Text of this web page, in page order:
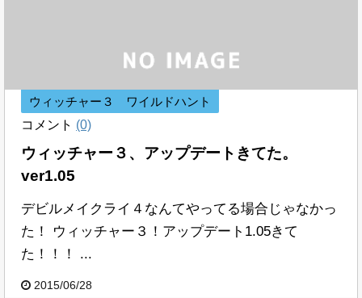
ウィッチャー３ ワイルドハント
コメント (0)
ウィッチャー３、アップデートきてた。
ver1.05
デビルメイクライ４なんてやってる場合じゃなかっ
た！ ウィッチャー３！アップデート1.05きて
た！！！ ...
2015/06/28